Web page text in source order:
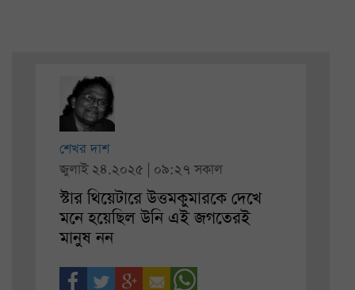
শেখর দাশ
জুলাই ২৪.২০২৫ | ০৯:২৭ সকাল
স্টার থিয়েটারে উত্তমকুমারকে দেখে
মনে হয়েছিল উনি এই জগতেরই
মানুষ নন